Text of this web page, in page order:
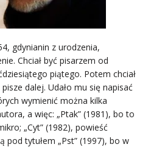
gdynianin z urodzenia,
Chciał być pisarzem od
piątego. Potem chciał
dalej. Udało mu się napisać
wymienić można kilka
a więc: „Ptak” (1981), bo to
„Cyt” (1982), powieść
pod tytułem „Pst” (1997), bo w